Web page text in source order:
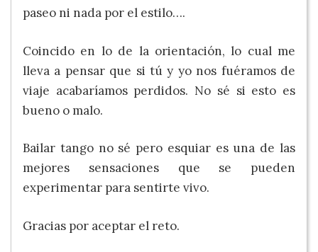
paseo ni nada por el estilo….
Coincido en lo de la orientación, lo cual me
lleva a pensar que si tú y yo nos fuéramos de
viaje acabaríamos perdidos. No sé si esto es
bueno o malo.
Bailar tango no sé pero esquiar es una de las
mejores sensaciones que se pueden
experimentar para sentirte vivo.
Gracias por aceptar el reto.